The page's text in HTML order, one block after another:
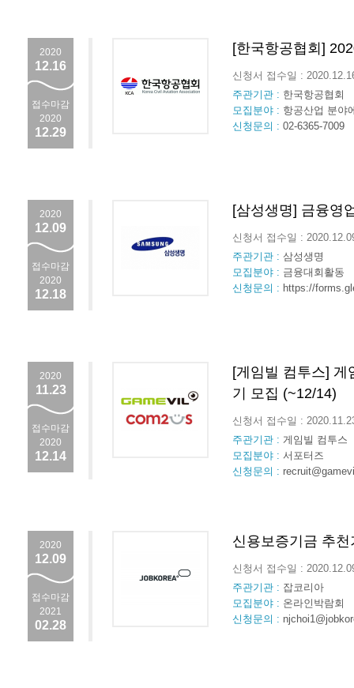
2020
12.16
접수마감
2020
12.29
[한국항공협회]
신청서 접수일 :
주관기관 : 한국항공협회
모집분야 : 항공산업 분야
신청문의 : 02-6365-7009
2020
12.09
접수마감
2020
12.18
[삼성생명] 금융영
신청서 접수일 :
주관기관 : 삼성생명
모집분야 : 금융대회활동
신청문의 : https://
2020
11.23
접수마감
2020
12.14
[게임빌 컴투스]
기 모집 (~12/14)
신청서 접수일 :
주관기관 : 게임빌 컴투스
모집분야 : 서포터즈
신청문의 :
2020
12.09
접수마감
2021
02.28
신용보증기금 추
신청서 접수일 :
주관기관 : 잡코리아
모집분야 : 온라인박람회
신청문의 :